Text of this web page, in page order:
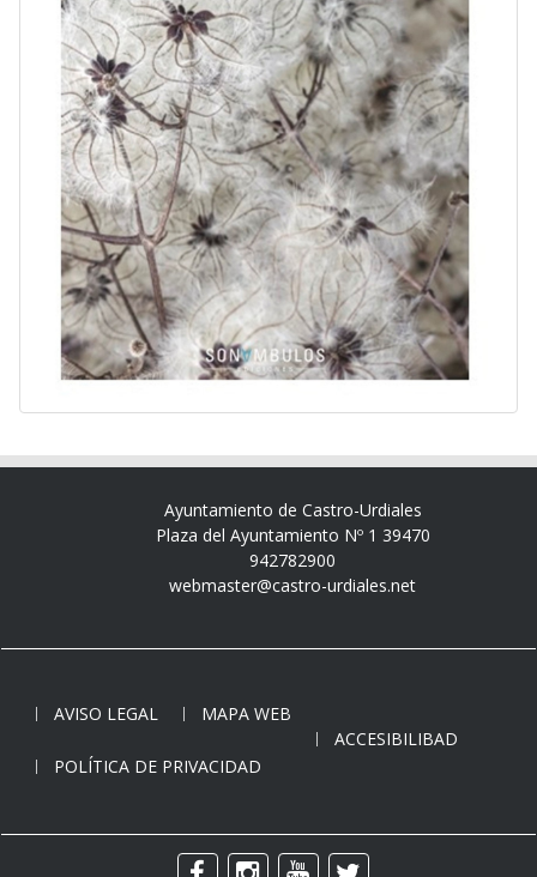
Ayuntamiento de Castro-Urdiales
Plaza del Ayuntamiento Nº 1 39470
942782900
webmaster@castro-urdiales.net
AVISO LEGAL
MAPA WEB
ACCESIBILIBAD
POLÍTICA DE PRIVACIDAD